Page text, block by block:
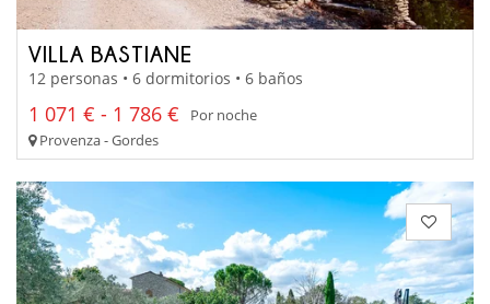
VILLA BASTIANE
12 personas • 6 dormitorios • 6 baños
1 071 € - 1 786 €
Por noche
Provenza - Gordes